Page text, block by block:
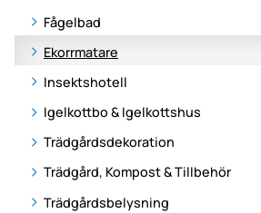
Fågelbad
Ekorrmatare
Insektshotell
Igelkottbo & Igelkottshus
Trädgårdsdekoration
Trädgård, Kompost & Tillbehör
Trädgårdsbelysning